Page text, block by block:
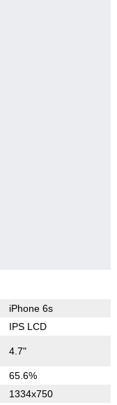
iPhone 6s
IPS LCD
4.7"
65.6%
1334x750